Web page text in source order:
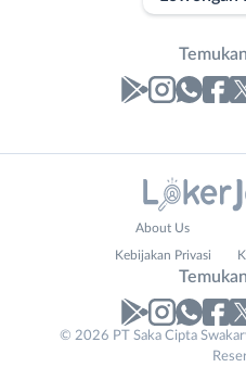
No. Telp /
About Us
Kebijakan Privasi
© 2026 PT Saka Cipta